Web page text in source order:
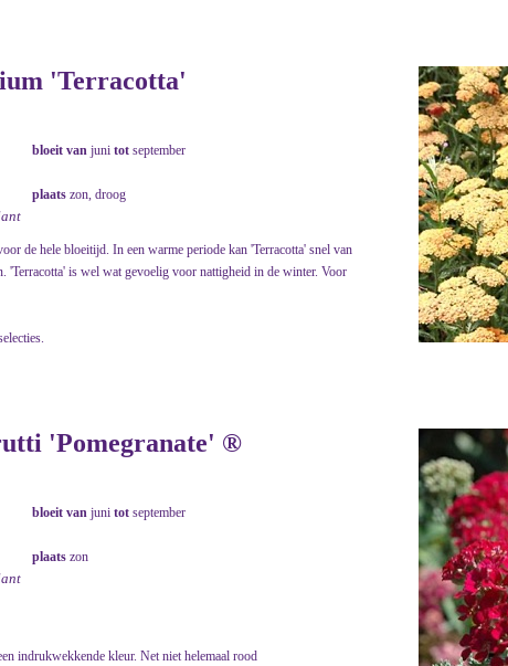
'Terracotta'
bloeit van juni tot september
plaats zon, droog
de hele bloeitijd. In een warme periode kan 'Terracotta' snel van
'Terracotta' is wel wat gevoelig voor nattigheid in de winter. Voor
'Pomegranate' ®
bloeit van juni tot september
plaats zon
indrukwekkende kleur. Net niet helemaal rood